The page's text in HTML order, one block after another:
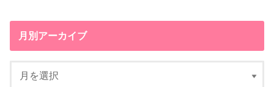
月別アーカイブ